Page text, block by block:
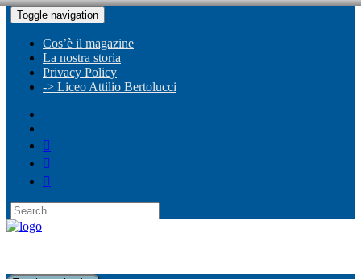
Toggle navigation
Cos’è il magazine
La nostra storia
Privacy Policy
-> Liceo Attilio Bertolucci